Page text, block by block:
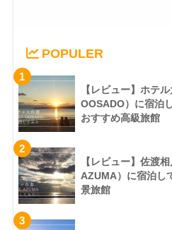
POPULER
1
【レビュー】ホテ
OOSADO）に宿泊
おすすめ高級旅館
2
【レビュー】佐渡
AZUMA）に宿泊し
景旅館
3